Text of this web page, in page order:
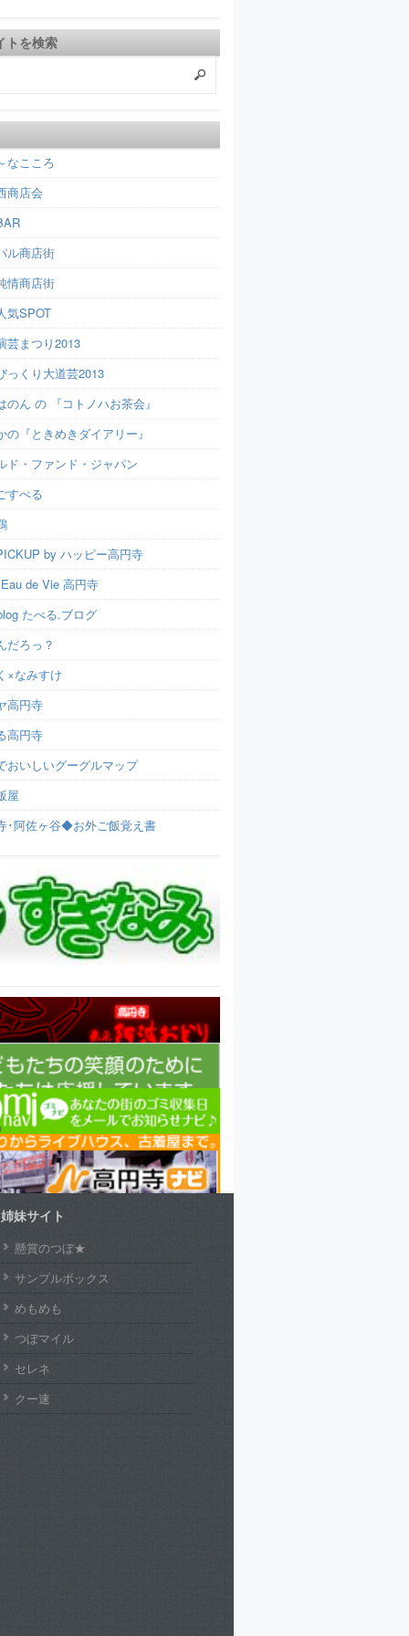
トを検索
なこころ
商店会
ル商店街
情商店街
気SPOT
芸まつり2013
っくり大道芸2013
のん の 『コトノハお茶会』
の『ときめきダイアリー』
ド・ファンド・ジャパン
すぺる
by ハッピー高円寺
de Vie 高円寺
たべる.ブログ
だろっ？
×なみすけ
高円寺
高円寺
おいしいグーグルマップ
屋
･阿佐ヶ谷◆お外ご飯覚え書
姉妹サイト
懸賞のつぼ★
サンプルボックス
めもめも
つぼマイル
セレネ
クー速